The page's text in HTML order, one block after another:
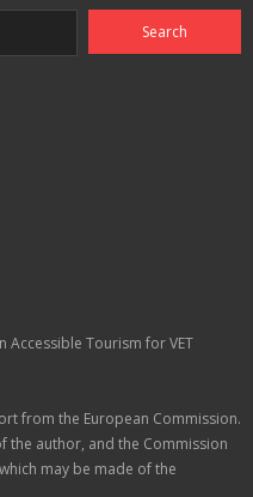
Accessible Tourism for VET
from the European Commission.
the author, and the Commission
may be made of the